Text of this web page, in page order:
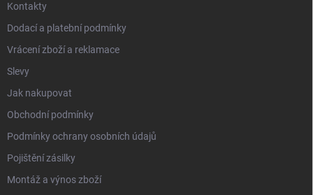
Kontakty
Dodací a platební podmínky
Vrácení zboží a reklamace
Slevy
Jak nakupovat
Obchodní podmínky
Podmínky ochrany osobních údajů
Pojištění zásilky
Montáž a výnos zboží